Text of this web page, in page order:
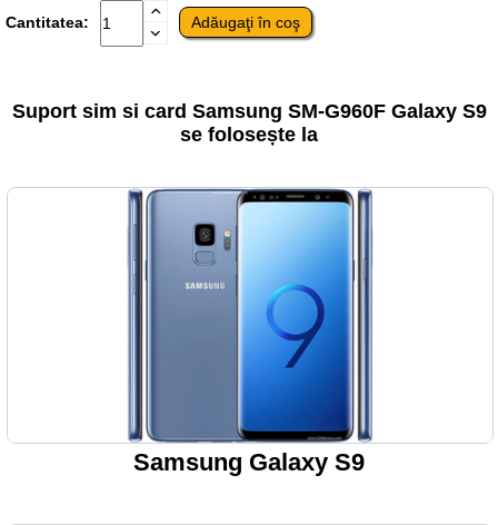
Cantitatea:
Suport sim si card Samsung SM-G960F Galaxy S9
se folosește la
Samsung Galaxy S9